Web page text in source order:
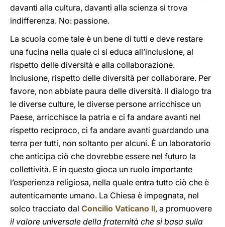
davanti alla cultura, davanti alla scienza si trova
indifferenza. No: passione.
La scuola come tale è un bene di tutti e deve restare
una fucina nella quale ci si educa all’inclusione, al
rispetto delle diversità e alla collaborazione.
Inclusione, rispetto delle diversità per collaborare. Per
favore, non abbiate paura delle diversità. Il dialogo tra
le diverse culture, le diverse persone arricchisce un
Paese, arricchisce la patria e ci fa andare avanti nel
rispetto reciproco, ci fa andare avanti guardando una
terra per tutti, non soltanto per alcuni. È un laboratorio
che anticipa ciò che dovrebbe essere nel futuro la
collettività. E in questo gioca un ruolo importante
l’esperienza religiosa, nella quale entra tutto ciò che è
autenticamente umano. La Chiesa è impegnata, nel
solco tracciato dal Concilio Vaticano II, a promuovere
il valore universale della fraternità che si basa sulla